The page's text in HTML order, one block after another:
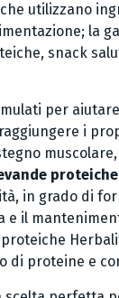
che utilizzano
la
snack
per
i
in grado di
e il
di proteine e